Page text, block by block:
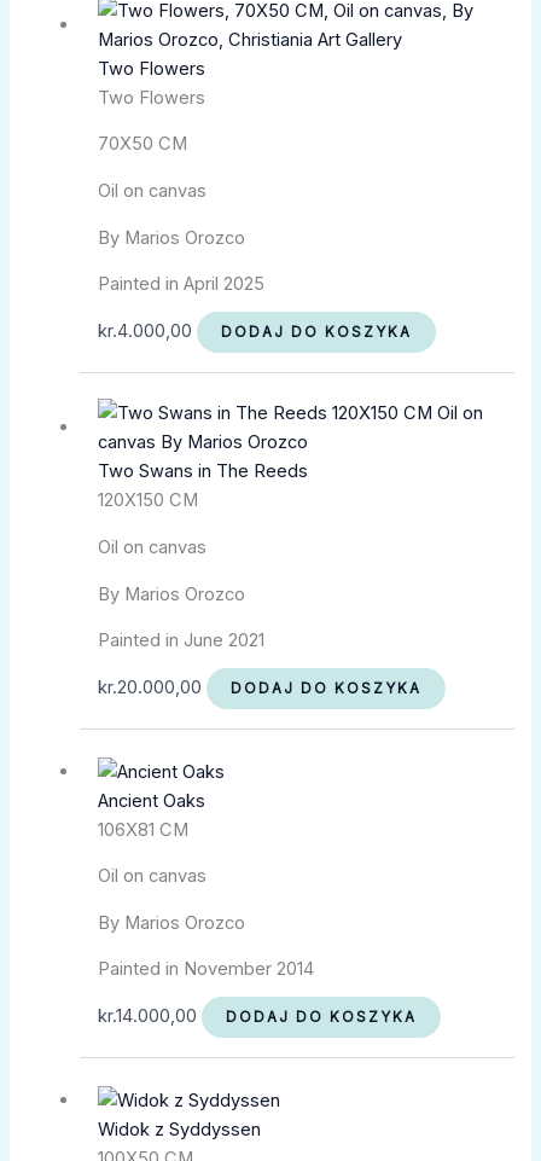
Two Flowers
Two Flowers
70X50 CM
Oil on canvas
By Marios Orozco
Painted in April 2025
kr.4.000,00 DODAJ DO KOSZYKA
Two Swans in The Reeds
120X150 CM
Oil on canvas
By Marios Orozco
Painted in June 2021
kr.20.000,00 DODAJ DO KOSZYKA
Ancient Oaks
106X81 CM
Oil on canvas
By Marios Orozco
Painted in November 2014
kr.14.000,00 DODAJ DO KOSZYKA
Widok z Syddyssen